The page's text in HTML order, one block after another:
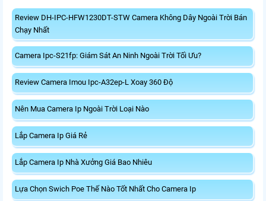
Review DH-IPC-HFW1230DT-STW Camera Không Dây Ngoài Trời Bán
Chạy Nhất
Camera Ipc-S21fp: Giám Sát An Ninh Ngoài Trời Tối Ưu?
Review Camera Imou Ipc-A32ep-L Xoay 360 Độ
Nên Mua Camera Ip Ngoài Trời Loại Nào
Lắp Camera Ip Giá Rẻ
Lắp Camera Ip Nhà Xưởng Giá Bao Nhiêu
Lựa Chọn Swich Poe Thế Nào Tốt Nhất Cho Camera Ip